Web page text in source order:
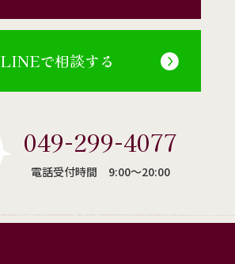
LINEで相談する
049-299-4077
電話受付時間 9:00〜20:00